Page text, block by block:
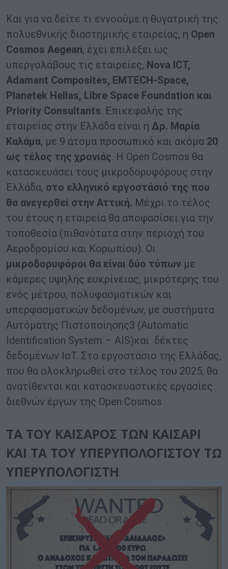
Και για να δείτε τι εννοούμε η θυγατρική της
πολυεθνικής διαστημικής εταιρείας, η Open
Cosmos Aegean, έχει επιλέξει ως
υπεργολάβους τις εταιρείες, Nova ICT,
Adamant Composites, EMTECH-Space,
Planetek Hellas, Libre Space Foundation και
Priority Consultants. Επικεφαλής της
εταιρείας στην Ελλάδα είναι η Δρ. Μαρία
Καλάμα, με 9 άτομα προσωπικό και ακόμα 20
ως τέλος της χρονιάς. Η Open Cosmos θα
κατασκευάσει τους μικροδορυφόρους στην
Ελλάδα, στο ελληνικό εργοστάσιό της που
θα ανεγερθεί στην Αττική. Μέχρι το τέλος
του έτους η εταιρεία θα αποφασίσει για την
τοποθεσία (πιθανότατα στην περιοχή του
Αεροδρομίου και Κορωπίου). Οι
μικροδορυφόροι θα είναι δύο τύπων με
κάμερες υψηλής ευκρίνειας, μικρότερης του
ενός μέτρου, πολυφασματικών και
υπερφασματικών δεδομένων, με συστήματα
Αυτόματης Πιστοποίησης3 (Automatic
Identification System – AIS)και δέκτες
δεδομένων IoT. Στο εργοστάσιο της Ελλάδας,
που θα ολοκληρωθεί στο τέλος του 2025, θα
ανατίθενται και κατασκευαστικές εργασίες
διεθνών έργων της Open Cosmos
ΤΑ ΤΟΥ ΚΑΙΣΑΡΟΣ ΤΩΝ ΚΑΙΣΑΡΙ
ΚΑΙ ΤΑ ΤΟΥ ΥΠΕΡΥΠΟΛΟΓΙΣΤΟΥ ΤΩ
ΥΠΕΡΥΠΟΛΟΓΙΣΤΗ